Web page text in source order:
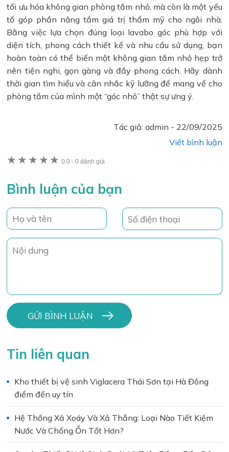
tối ưu hóa không gian phòng tắm nhỏ, mà còn là một yếu
tố góp phần nâng tầm giá trị thẩm mỹ cho ngôi nhà.
Bằng việc lựa chọn đúng loại lavabo góc phù hợp với
diện tích, phong cách thiết kế và nhu cầu sử dụng, bạn
hoàn toàn có thể biến một không gian tắm nhỏ hẹp trở
nên tiện nghi, gọn gàng và đầy phong cách. Hãy dành
thời gian tìm hiểu và cân nhắc kỹ lưỡng để mang về cho
phòng tắm của mình một “góc nhỏ” thật sự ưng ý.
Tác giả: admin - 22/09/2025
Viết bình luận
★ ★ ★ ★ ★ 0.0- 0 đánh giá
Bình luận của bạn
Tin liên quan
Kho thiết bị vệ sinh Viglacera Thái Sơn tại Hà Đông
điểm đến uy tín
Hệ Thống Xả Xoáy Và Xả Thẳng: Loại Nào Tiết Kiệm
Nước Và Chống Ồn Tốt Hơn?